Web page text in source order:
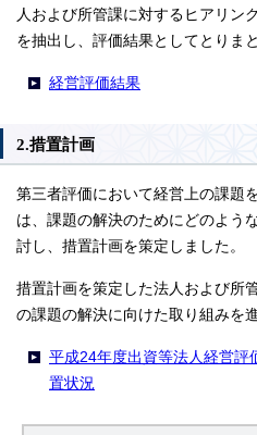
人および所管課に対するヒアリン
を抽出し、評価結果としてとりま
経営評価結果
2.措置計画
第三者評価において経営上の課題
は、課題の解決のためにどのよう
討し、措置計画を策定しました。
措置計画を策定した法人および所
の課題の解決に向けた取り組みを
平成24年度出資等法人経営評
置状況